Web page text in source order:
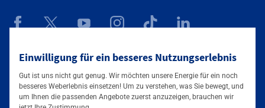
Einwilligung für ein besseres Nutzungserlebnis
Gut ist uns nicht gut genug. Wir möchten unsere Energie für ein noch
besseres Weberlebnis einsetzen! Um zu verstehen, was Sie bewegt, und
um Ihnen die passenden Angebote zuerst anzuzeigen, brauchen wir
Mainova App